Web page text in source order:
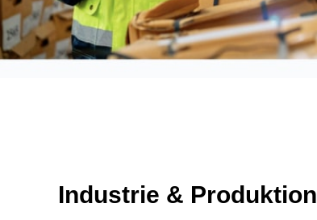
Industrie & Produktion